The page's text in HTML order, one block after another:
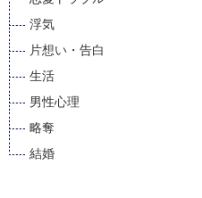
浮気
片想い・告白
生活
男性心理
略奪
結婚